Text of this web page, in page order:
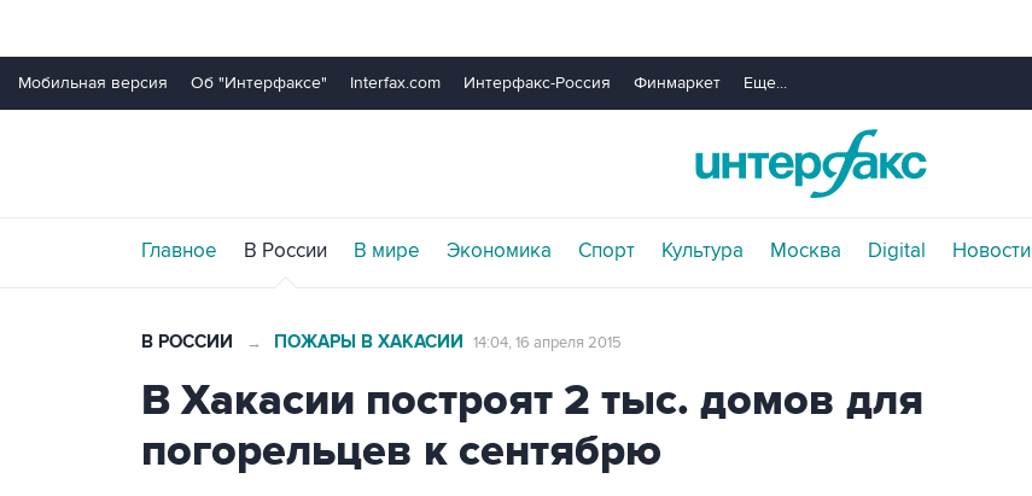
Мобильная версия Об "Интерфаксе" Interfax.com Интерфакс-Россия Финмаркет Еще...
Главное В России В мире Экономика Спорт Культура Москва Digital Новости
В РОССИИ → ПОЖАРЫ В ХАКАСИИ 14:04, 16 апреля 2015
В Хакасии построят 2 тыс. домов для
погорельцев к сентябрю